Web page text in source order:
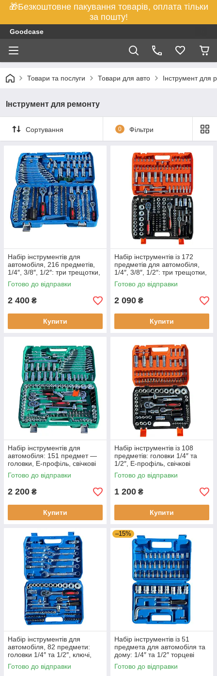
🎁Безкоштовне пакування товарів, оплата тільки
за пошту!
Goodcase
Товари та послуги Товари для авто Інструмент для
Інструмент для ремонту
Сортування 0 Фільтри
Набір інструментів для
автомобіля, 216 предметів,
1/4″, 3/8″, 1/2″: три трещотки,
головки, ключі, Е-профіль та
біти у кейсі Cr-V
Готово до відправки
2 400 ₴
Купити
Набір інструментів із 172
предметів для автомобіля,
1/4″, 3/8″, 1/2″: три трещотки,
головки, Е-профіль та біти у
кейсі Cr-V
Готово до відправки
2 090 ₴
Купити
Набір інструментів для
автомобіля: 151 предмет —
головки, Е-профіль, свічкові
ключі та 3 тріскачки у кейсі
Cr-V
Готово до відправки
2 200 ₴
Купити
Набір інструментів із 108
предметів: головки 1/4″ та
1/2″, Е-профіль, свічкові
головки, біти та 2 тріскачки у
кейсі Cr-V
Готово до відправки
1 200 ₴
Купити
Набір інструментів для
автомобіля, 82 предмети:
головки 1/4″ та 1/2″, ключі,
трещотки та біти у кейсі Cr-V
Готово до відправки
–15%
Набір інструментів із 51
предмета для автомобіля та
дому: 1/4″ та 1/2″ торцеві
головки, біти та воротки у
кейсі Cr-V
Готово до відправки